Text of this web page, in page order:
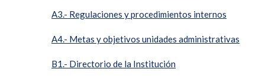
A3.- Regulaciones y procedimientos internos
A4.- Metas y objetivos unidades administrativas
B1.- Directorio de la Institución